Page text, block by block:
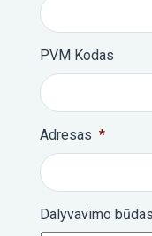
PVM Kodas
Adresas *
Dalyvavimo